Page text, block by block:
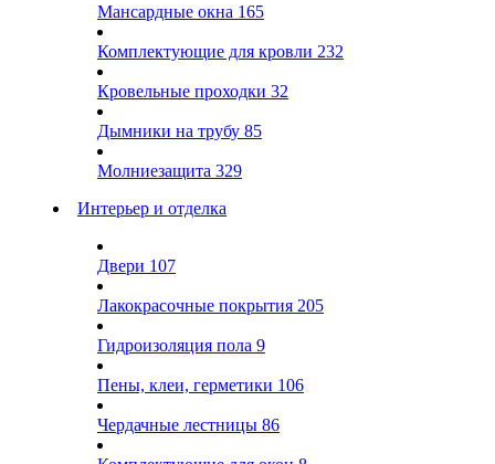
Мансардные окна 165
Комплектующие для кровли 232
Кровельные проходки 32
Дымники на трубу 85
Молниезащита 329
Интерьер и отделка
Двери 107
Лакокрасочные покрытия 205
Гидроизоляция пола 9
Пены, клеи, герметики 106
Чердачные лестницы 86